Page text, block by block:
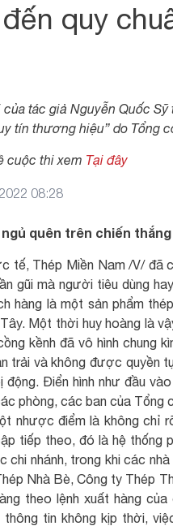
quy
tác giả Nguyễn Quốc
tín thương hiệu” do Tổng
cuộc thi xem Tại đây
08:28
ngủ quên trên chiến thắng
tế, Thép Miền Nam /V/ đã
gũi mà người tiêu dùng
hàng là một sản phẩm
Một thời huy hoàng là
kềnh đã vô hình chung
trải và không được quyền
động. Điển hình như đầu
phòng, các ban của Tổng
nhược điểm là không chỉ
tiếp theo, đó là hệ thống
chi nhánh, trong khi các
Nhà Bè, Công ty Thép
theo lệnh xuất hàng
thông tin không kịp thời,